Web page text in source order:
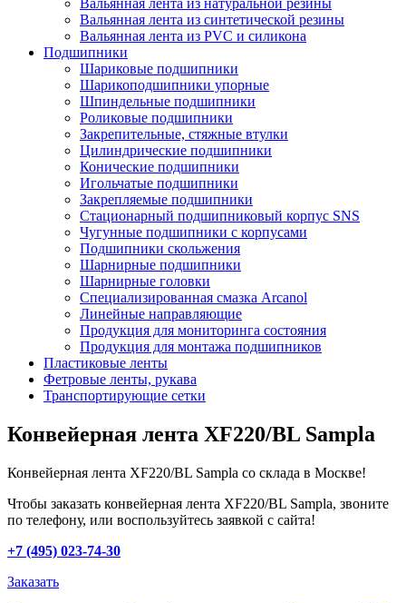
Вальянная лента из натуральной резины
Вальянная лента из синтетической резины
Вальянная лента из PVC и силикона
Подшипники
Шариковые подшипники
Шарикоподшипники упорные
Шпиндельные подшипники
Роликовые подшипники
Закрепительные, стяжные втулки
Цилиндрические подшипники
Конические подшипники
Игольчатые подшипники
Закрепляемые подшипники
Стационарный подшипниковый корпус SNS
Чугунные подшипники с корпусами
Подшипники скольжения
Шарнирные подшипники
Шарнирные головки
Специализированная смазка Arcanol
Линейные направляющие
Продукция для мониторинга состояния
Продукция для монтажа подшипников
Пластиковые ленты
Фетровые ленты, рукава
Транспортирующие сетки
Конвейерная лента XF220/BL Sampla
Конвейерная лента XF220/BL Sampla со склада в Москве!
Чтобы заказать конвейерная лента XF220/BL Sampla, звоните
по телефону, или воспользуйтесь заявкой с сайта!
+7 (495) 023-74-30
Заказать